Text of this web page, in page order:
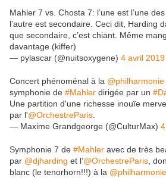
Mahler 7 vs. Chosta 7: l’une est l’une
l’autre est secondaire. Ceci dit, Harding
que secondaire, c’est chiant. Même
davantage (kiffer)
— pylascar (@nuitsoxygene) 4 avril 2019
Concert phénoménal à la @philharmonie
symphonie de #Mahler dirigée par un
Une partition d'une richesse inouïe
par l'@OrchestreParis
— Maxime Grandgeorge (@CulturMax)
Symphonie 7 de #Mahler avec de très
par @djharding et l’@OrchestreParis ,
blanc (le tenorhorn!!!) à la @philharmonie